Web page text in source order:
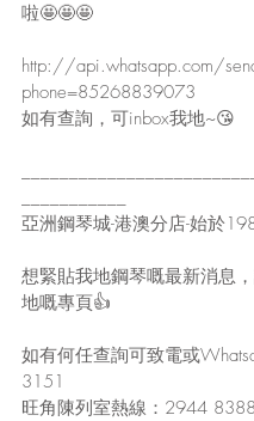
啦🤩🤩🤩
http://api.whatsapp.com/
phone=85268839073
如有查詢，可inbox我地~😘
亞洲鋼琴城-港澳分店-始於
想緊貼我地鋼琴嘅最新消息
地嘅專頁👍
如有何任查詢可致電或
3151
旺角陳列室熱線：2944 8388